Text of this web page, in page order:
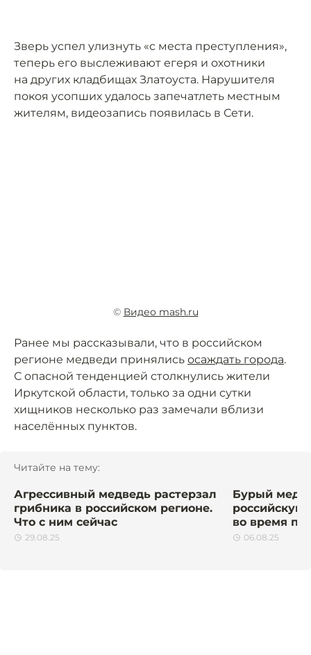
Зверь успел улизнуть «с места преступления»,
теперь его выслеживают егеря и охотники
на других кладбищах Златоуста. Нарушителя
покоя усопших удалось запечатлеть местным
жителям, видеозапись появилась в Сети.
© Видео mash.ru
Ранее мы рассказывали, что в российском
регионе медведи принялись осаждать города.
С опасной тенденцией столкнулись жители
Иркутской области, только за одни сутки
хищников несколько раз замечали вблизи
населённых пунктов.
Читайте на тему:
Агрессивный медведь растерзал
грибника в российском регионе.
Что с ним сейчас
29.08.25
Бурый
российскую
во время
06.08.25